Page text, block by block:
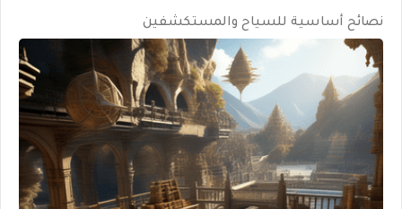
نصائح أساسية للسياح والمستكشفين